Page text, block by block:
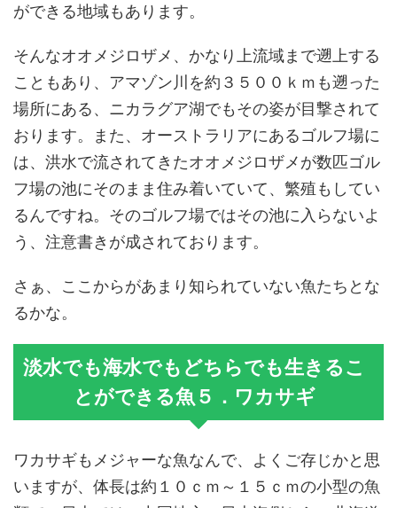
ができる地域もあります。
そんなオオメジロザメ、かなり上流域まで遡上する
こともあり、アマゾン川を約３５００ｋｍも遡った
場所にある、ニカラグア湖でもその姿が目撃されて
おります。また、オーストラリアにあるゴルフ場に
は、洪水で流されてきたオオメジロザメが数匹ゴル
フ場の池にそのまま住み着いていて、繁殖もしてい
るんですね。そのゴルフ場ではその池に入らないよ
う、注意書きが成されております。
さぁ、ここからがあまり知られていない魚たちとな
るかな。
淡水でも海水でもどちらでも生きるこ
とができる魚５．ワカサギ
ワカサギもメジャーな魚なんで、よくご存じかと思
いますが、体長は約１０ｃｍ～１５ｃｍの小型の魚